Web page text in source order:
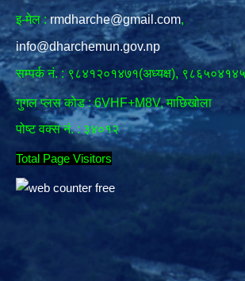
इ-मेल : rmdharche@gmail.com,
info@dharchemun.gov.np
सम्पर्क नं. : ९८४१२०१४७१(अध्यक्ष),
गुगल प्लस कोड : 6VHF+M8V, माछिखोला
पोष्ट वक्स नं. : ३४०१२
Total Page Visitors